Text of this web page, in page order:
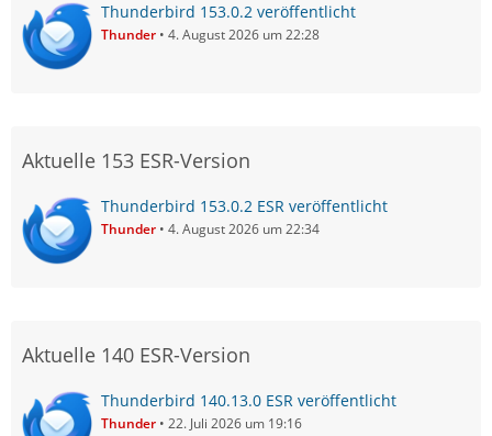
Thunderbird 153.0.2 veröffentlicht
Thunder 4. August 2026 um 22:28
Aktuelle 153 ESR-Version
Thunderbird 153.0.2 ESR veröffentlicht
Thunder 4. August 2026 um 22:34
Aktuelle 140 ESR-Version
Thunderbird 140.13.0 ESR veröffentlicht
Thunder 22. Juli 2026 um 19:16